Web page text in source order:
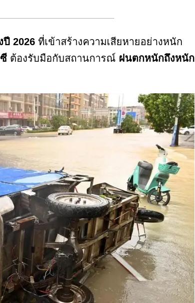
2026 ที่เข้าสร้างความเสียหายอย่างหนัก
ต้องรับมือกับสถานการณ์ ฝนตกหนักถึงหนัก